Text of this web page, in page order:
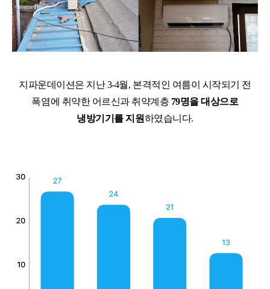
지파운데이션은 지난 3-4월, 본격적인 여름이 시작되기 전
폭염에 취약한 어르신과 취약계층 79명을 대상으로
냉방기기를 지원하였습니다.